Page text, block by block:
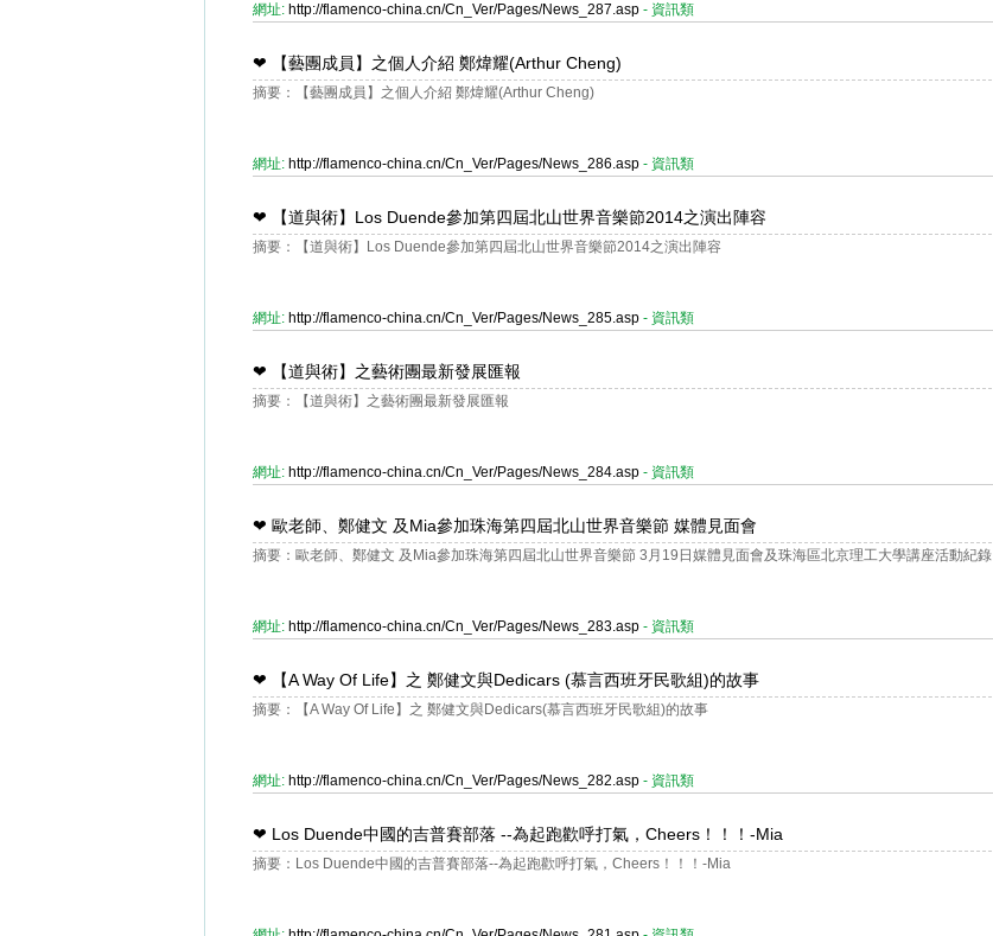
網址: http://flamenco-china.cn/Cn_Ver/Pages/News_287.asp - 資訊類
❤ 【藝團成員】之個人介紹 鄭煒耀(Arthur Cheng)
摘要：【藝團成員】之個人介紹 鄭煒耀(Arthur Cheng)
網址: http://flamenco-china.cn/Cn_Ver/Pages/News_286.asp - 資訊類
❤ 【道與術】Los Duende參加第四屆北山世界音樂節2014之演出陣容
摘要：【道與術】Los Duende參加第四屆北山世界音樂節2014之演出陣容
網址: http://flamenco-china.cn/Cn_Ver/Pages/News_285.asp - 資訊類
❤ 【道與術】之藝術團最新發展匯報
摘要：【道與術】之藝術團最新發展匯報
網址: http://flamenco-china.cn/Cn_Ver/Pages/News_284.asp - 資訊類
❤ 歐老師、鄭健文 及Mia參加珠海第四屆北山世界音樂節 媒體見面會
摘要：歐老師、鄭健文 及Mia參加珠海第四屆北山世界音樂節 3月19日媒體見面會及珠海區北京理工大學講座活動紀錄
網址: http://flamenco-china.cn/Cn_Ver/Pages/News_283.asp - 資訊類
❤ 【A Way Of Life】之 鄭健文與Dedicars (慕言西班牙民歌組)的故事
摘要：【A Way Of Life】之 鄭健文與Dedicars(慕言西班牙民歌組)的故事
網址: http://flamenco-china.cn/Cn_Ver/Pages/News_282.asp - 資訊類
❤ Los Duende中國的吉普賽部落 --為起跑歡呼打氣，Cheers！！！-Mia
摘要：Los Duende中國的吉普賽部落--為起跑歡呼打氣，Cheers！！！-Mia